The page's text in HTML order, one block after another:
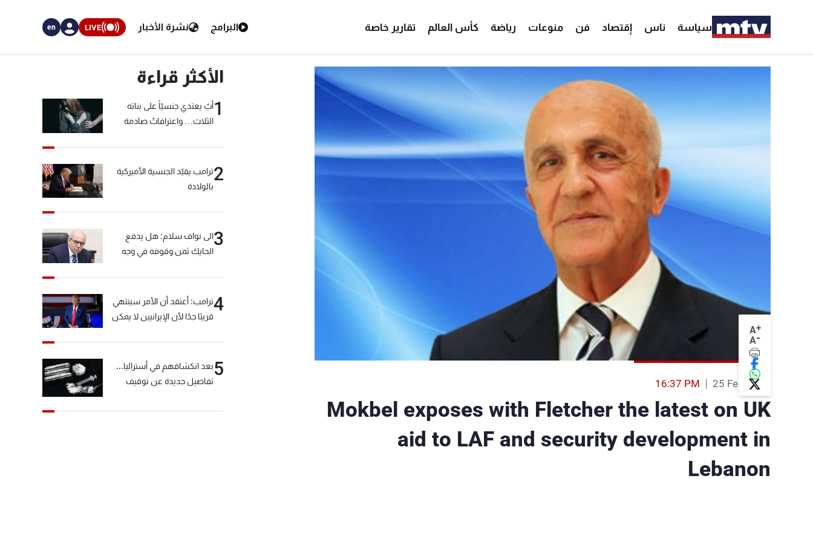
سياسة ناس إقتصاد فن منوعات رياضة كأس العالم تقارير خاصة البرامج نشرة الأخبار LIVE
en
A+
A-
25 Feb 2014
16:37 PM
Mokbel exposes with Fletcher the latest on UK
aid to LAF and security development in
Lebanon
الأكثر قراءة
1أبٌ يعتدي جنسيّاً على بناته
الثلاث… واعترافاتٌ صادمة
2ترامب يقيّد الجنسية الأميركية
بالولادة
3الى نواف سلام: هل يدفع
الحايك ثمن وقوفه في وجه
4ترامب: أعتقد أن الأمر سينتهي
قريبًا جدًا لأن الإيرانيين لا يمكن
5بعد انكشافهم في أستراليا...
تفاصيل جديدة عن توقيف